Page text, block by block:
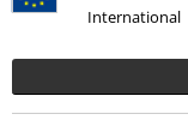
International
Returpolicy